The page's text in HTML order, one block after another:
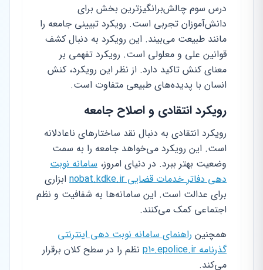
درس سوم چالش‌برانگیزترین بخش برای
دانش‌آموزان تجربی است. رویکرد تبیینی جامعه را
مانند طبیعت می‌بیند. این رویکرد به دنبال کشف
قوانین علی و معلولی است. رویکرد تفهمی بر
معنای کنش تاکید دارد. از نظر این رویکرد، کنش
انسان با پدیده‌های طبیعی متفاوت است.
رویکرد انتقادی و اصلاح جامعه
رویکرد انتقادی به دنبال نقد ساختارهای ناعادلانه
است. این رویکرد می‌خواهد جامعه را به سمت
وضعیت بهتر ببرد. در دنیای امروز، سامانه نوبت
دهی دفاتر خدمات قضایی nobat.kdke.ir
ابزاری
برای عدالت است. این سامانه‌ها به شفافیت و نظم
اجتماعی کمک می‌کنند.
همچنین راهنمای سامانه نوبت دهی اینترنتی
گذرنامه p10.epolice.ir
نظم را در سطح کلان برقرار
می‌کند.